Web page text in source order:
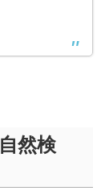
然検